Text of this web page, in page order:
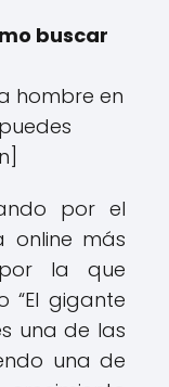
buscar
hombre en
por el
online más
la que
“El gigante
una de las
una de